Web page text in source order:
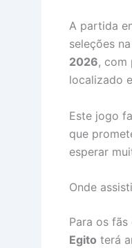
A partida
seleções
2026, com
localizado
Este jogo
que
esperar
Onde
Para os
Egito terá